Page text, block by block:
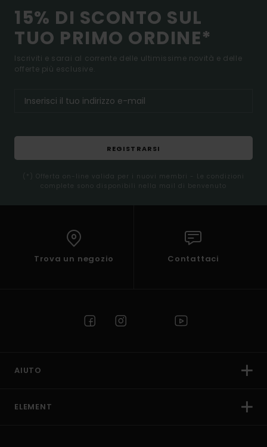
15% DI SCONTO SUL
TUO PRIMO ORDINE*
Iscriviti e sarai al corrente delle ultimissime novità e delle
offerte più esclusive.
REGISTRARSI
(*) Offerta on-line valida per i nuovi membri - Le condizioni
complete sono disponibili nella mail di benvenuto
Trova un negozio Contattaci
AIUTO
ELEMENT